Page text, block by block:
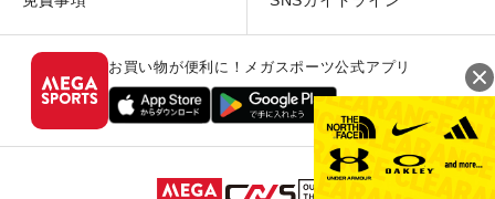
お買い物が便利に！メガスポーツ公式アプリ